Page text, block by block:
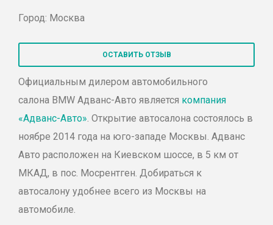
Город: Москва
ОСТАВИТЬ ОТЗЫВ
Официальным дилером автомобильного
салона BMW Адванс-Авто является компания
«Адванс-Авто» . Открытие автосалона состоялось в
ноябре 2014 года на юго-западе Москвы. Адванс
Авто расположен на Киевском шоссе, в 5 км от
МКАД, в пос. Мосрентген. Добираться к
автосалону удобнее всего из Москвы на
автомобиле.